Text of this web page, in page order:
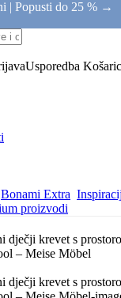
| Popusti do 25 % →
Usporedba
Bonami Extra
proizvodi